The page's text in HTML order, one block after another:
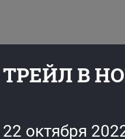
ТРЕЙЛ В
22 октября